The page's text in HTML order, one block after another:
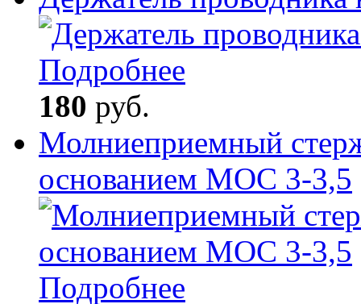
Подробнее
180 руб.
Молниеприемный
основанием МОС 3-3,5
Подробнее